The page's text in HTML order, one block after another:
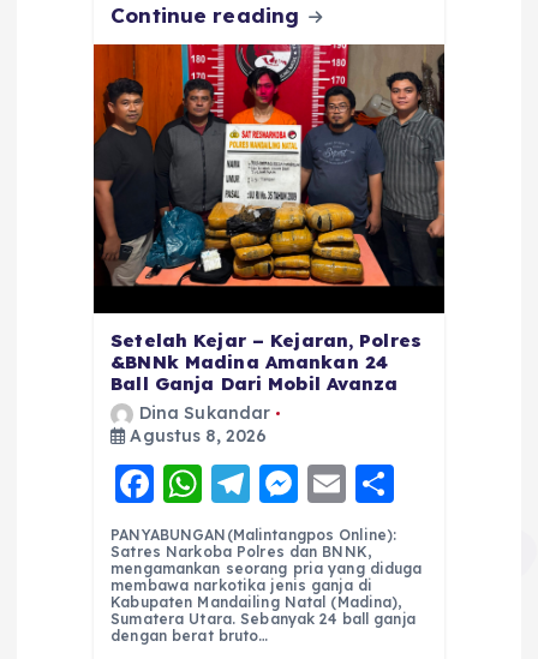
Continue reading
Setelah Kejar – Kejaran, Polres
&BNNk Madina Amankan 24
Ball Ganja Dari Mobil Avanza
Dina Sukandar
Agustus 8, 2026
F
a
c
e
b
W
h
a
ts
A
T
el
e
g
r
M
e
ss
e
n
E
m
ai
l
h
a
re
PANYABUNGAN(Malintangpos Online):
Satres Narkoba Polres dan BNNK,
mengamankan seorang pria yang diduga
membawa narkotika jenis ganja di
Kabupaten Mandailing Natal (Madina),
Sumatera Utara. Sebanyak 24 ball ganja
dengan berat bruto…